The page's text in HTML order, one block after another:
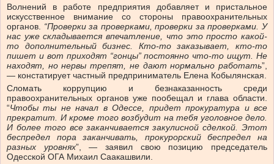
Волнений в работе предприятия добавляет и пристальное
искусственное внимание со стороны правоохранительных
органов. “Проверки за проверками, проверки за проверками. У
нас уже складывается впечатление, что это просто какой-
то дополнительный бизнес. Кто-то заказывает, кто-то
пишет и вот приходят “гонцы” постоянно что-то ищут. Не
находят, но нервы трепят, не дают нормально работать”,
— констатирует частный предприниматель Елена Кобылянская.
Сломать коррупцию и безнаказанность среди
правоохранительных органов уже пообещал и глава области.
“Чтобы ты не начал в Одессе, придет прокуратура и все
прекратит. И кроме того возбудит на тебя уголовное дело.
И более того все заканчивается закулисной сделкой. Этот
беспредел пора заканчивать, прокурорский беспредел на
разных уровнях”, — заявил свою позицию председатель
Одесской ОГА Михаил Саакашвили.